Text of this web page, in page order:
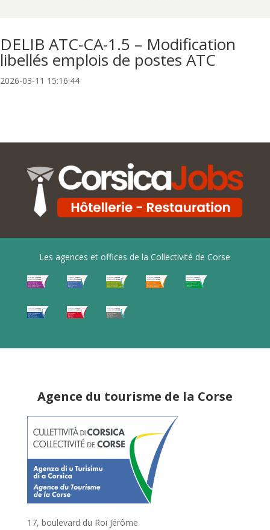
DELIB ATC-CA-1.5 – Modification
libellés emplois de postes ATC
2026-03-11 15:16:44
Les agences et offices de la Collectivité de Corse
Agence du tourisme de la Corse
17, boulevard du Roi Jérôme